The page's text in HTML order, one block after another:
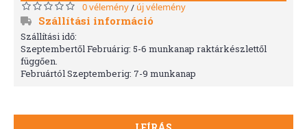
0 vélemény/ új vélemény
Szállítási információ
Szállítási idő:
Szeptembertől Februárig: 5-6 munkanap raktárkészlettől
függően.
Februártól Szeptemberig: 7-9 munkanap